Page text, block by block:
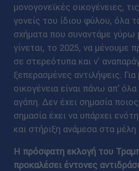
μονογονεϊκές οικογένειες,
γονείς του ίδιου φύλου, όλα
σχήματα που συναντάμε γύρω
γίνεται, το 2025, να μένουμε
σε στερεότυπα και ν'
ξεπερασμένες αντιλήψεις. Για
οικογένεια είναι πάνω απ’
αγάπη. Δεν έχει σημασία
σημασία έχει να υπάρχει
και στήριξη ανάμεσα στα μέλη
Η πρόσφατη εκλογή του
προκαλέσει έντονες